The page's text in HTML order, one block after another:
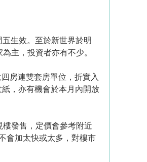
生效。至於新世界於明
主，投資者亦有不少。
房連雙套房單位，折實入
，亦有機會於本月內開放
發售，定價會參考附近
會加太快或太多，對樓市